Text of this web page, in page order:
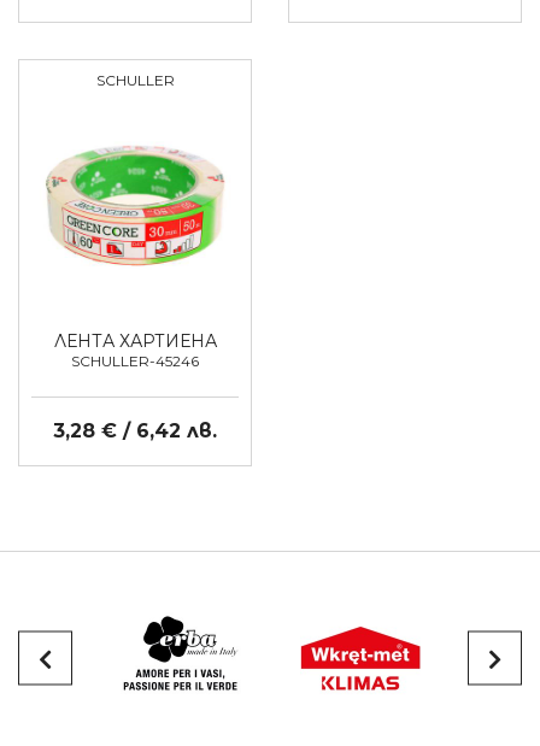
SCHULLER
ЛЕНТА ХАРТИЕНА
SCHULLER-45246
3,28 € / 6,42 лв.